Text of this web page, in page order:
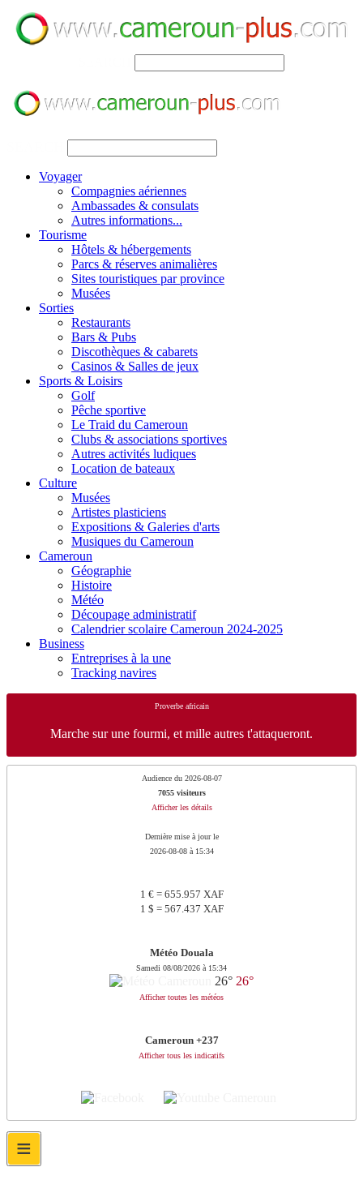
Voyager
Compagnies aériennes
Ambassades & consulats
Autres informations...
Tourisme
Hôtels & hébergements
Parcs & réserves animalières
Sites touristiques par province
Musées
Sorties
Restaurants
Bars & Pubs
Discothèques & cabarets
Casinos & Salles de jeux
Sports & Loisirs
Golf
Pêche sportive
Le Traid du Cameroun
Clubs & associations sportives
Autres activités ludiques
Location de bateaux
Culture
Musées
Artistes plasticiens
Expositions & Galeries d'arts
Musiques du Cameroun
Cameroun
Géographie
Histoire
Météo
Découpage administratif
Calendrier scolaire Cameroun 2024-2025
Business
Entreprises à la une
Tracking navires
Proverbe africain
Marche sur une fourmi, et mille autres t'attaqueront.
Audience du 2026-08-07
7055 visiteurs
Afficher les détails
Dernière mise à jour le
2026-08-08 à 15:34
1 € = 655.957 XAF
1 $ = 567.437 XAF
Météo Douala
Samedi 08/08/2026 à 15:34
26° 26°
Afficher toutes les météos
Cameroun +237
Afficher tous les indicatifs
≡